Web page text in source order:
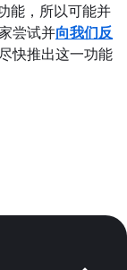
能，所以可能并
尝试并向我们反
快推出这一功能